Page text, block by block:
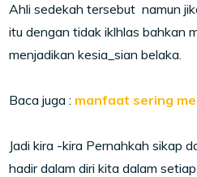
Ahli sedekah tersebut namun
itu dengan tidak iklhlas bahkan
menjadikan kesia_sian belaka.
Baca juga : manfaat sering
Jadi kira -kira Pernahkah sikap
hadir dalam diri kita dalam